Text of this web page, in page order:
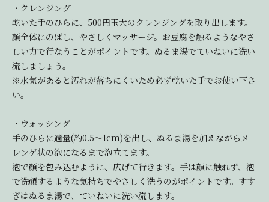
・クレンジング
乾いた手のひらに、500円玉大のクレンジングを取り出します。
顔全体にのばし、やさしくマッサージ。お豆腐を触るようなやさ
しい力で行なうことがポイントです。ぬるま湯でていねいに洗い
流しましょう。
※水気があると汚れが落ちにくいため必ず乾いた手でお使い下さ
い。
・ウォッシング
手のひらに適量(約0.5～1cm)を出し、ぬるま湯を加えながらメ
レンゲ状の泡になるまで泡立てます。
泡で顔を包み込むように、広げて行きます。手は顔に触れず、泡
で洗顔するような気持ちでやさしく洗うのがポイントです。すす
ぎはぬるま湯で、ていねいに洗い流します。